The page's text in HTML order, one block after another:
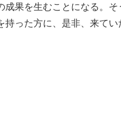
成果を生むことになる。
持った方に、是非、来てい